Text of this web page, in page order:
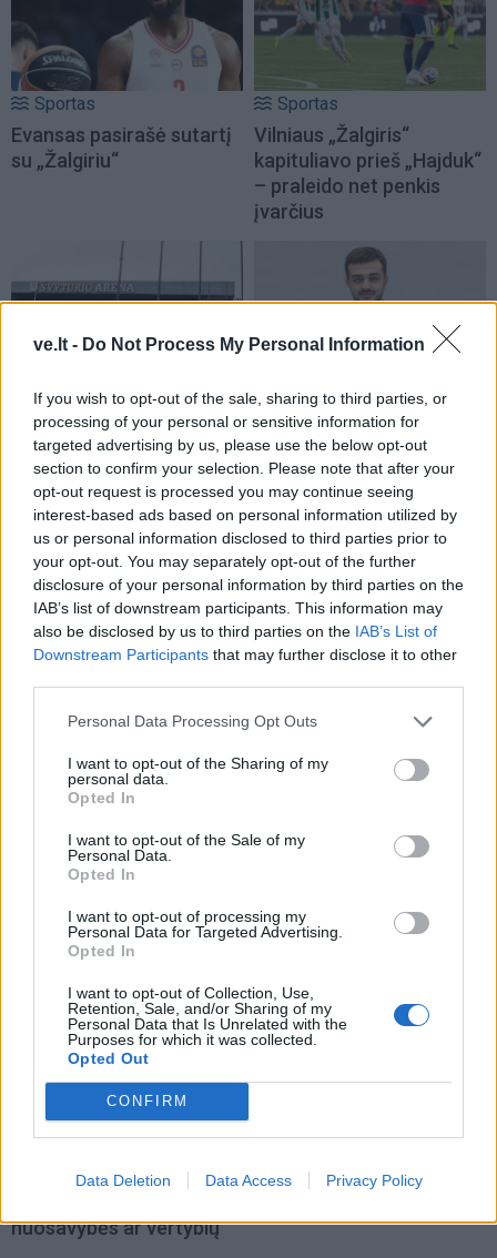
ve.lt - Do Not Process My Personal Information
If you wish to opt-out of the sale, sharing to third parties, or
processing of your personal or sensitive information for
targeted advertising by us, please use the below opt-out
section to confirm your selection. Please note that after your
opt-out request is processed you may continue seeing
interest-based ads based on personal information utilized by
us or personal information disclosed to third parties prior to
your opt-out. You may separately opt-out of the further
disclosure of your personal information by third parties on the
IAB’s list of downstream participants. This information may
also be disclosed by us to third parties on the IAB’s List of
Downstream Participants that may further disclose it to other
Personal Data Processing Opt Outs
I want to opt-out of the Sharing of my
personal data.
Opted In
I want to opt-out of the Sale of my
Personal Data.
Opted In
I want to opt-out of processing my
Personal Data for Targeted Advertising.
Opted In
I want to opt-out of Collection, Use,
Retention, Sale, and/or Sharing of my
Personal Data that Is Unrelated with the
Purposes for which it was collected.
Opted Out
CONFIRM
Data Deletion Data Access Privacy Policy
Sportas
Evansas pasirašė sutartį
su „Žalgiriu“
Sportas
Vilniaus „Žalgiris“
kapituliavo prieš „Hajduk“
– praleido net penkis
įvarčius
Sportas
Krepšinio čempionato
organizavimui - 0,4 mln.
eurų (1)
Sportas
„Dragūnas“ sulaukė
pastiprinimo: į Klaipėdą
atvyksta Sakartvelo
rinktinės narys
Horoskopai
Dienos horoskopas 12
atsirasti daugiau
nuosavybės ar vertybių
sukūrė savo šiurpinantį